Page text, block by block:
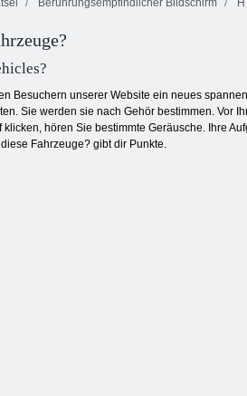
Party Spiel
Berührungsempfindlicher Bildschirm
Besuchern unserer Website ein neues
Sie werden sie nach Gehör bestimmen. Vor
hören Sie bestimmte Geräusche. Ihre
Fahrzeuge? gibt dir Punkte.